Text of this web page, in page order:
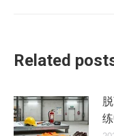
Related